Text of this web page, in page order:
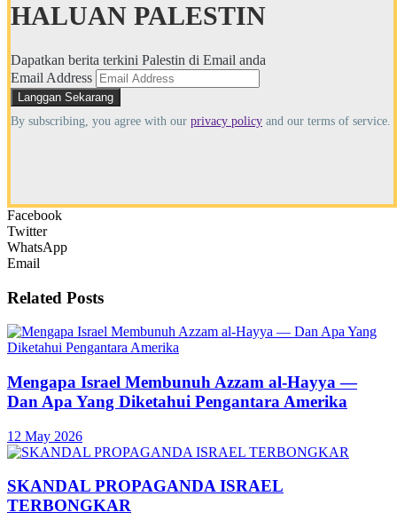
HALUAN PALESTIN
Dapatkan berita terkini Palestin di Email anda
Email Address
By subscribing, you agree with our privacy policy and our terms of service.
Facebook
Twitter
WhatsApp
Email
Related Posts
Mengapa Israel Membunuh Azzam al-Hayya —
Dan Apa Yang Diketahui Pengantara Amerika
12 May 2026
SKANDAL PROPAGANDA ISRAEL
TERBONGKAR